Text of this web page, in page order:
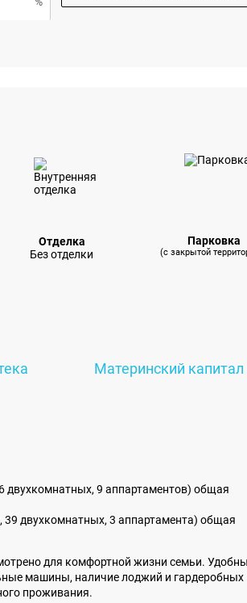
Отделка
Без отделки
Парковка
(с закрытой
Материнский капитал
двухкомнатных, 9 аппартаментов) общая
39 двухкомнатных, 3 аппартамента) общая
для комфортной жизни семьи.
машины, наличие лоджий и гардеробных
проживания.